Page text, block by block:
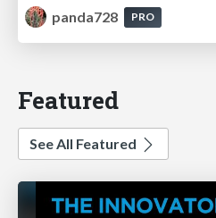
panda728
PRO
Featured
See All Featured